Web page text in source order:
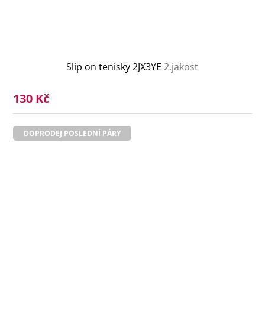
Slip on tenisky 2JX3YE2.jakost
130 Kč
DOPRODEJ POSLEDNÍ PÁRY